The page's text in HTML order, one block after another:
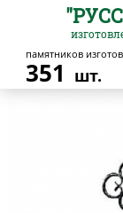
памятников
351 шт.
Главная / Кресты